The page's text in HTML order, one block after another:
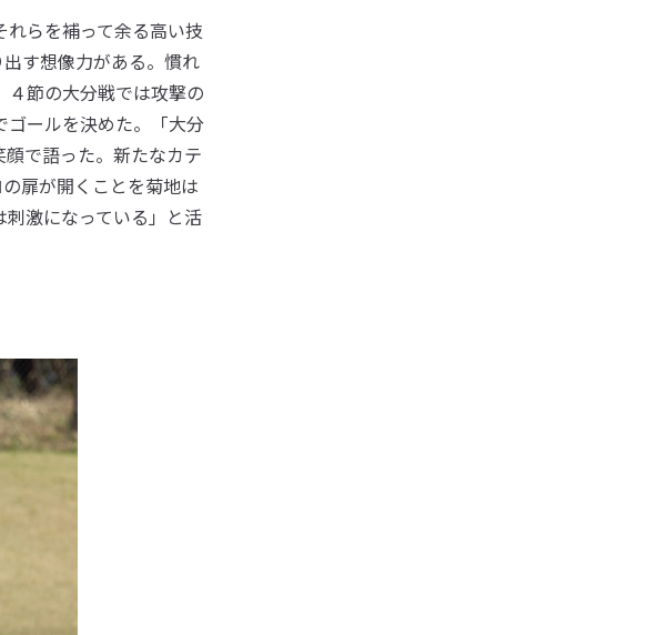
らを補って余る高い技
す想像力がある。慣れ
節の大分戦では攻撃の
ールを決めた。「大分
で語った。新たなカテ
扉が開くことを菊地は
激になっている」と活